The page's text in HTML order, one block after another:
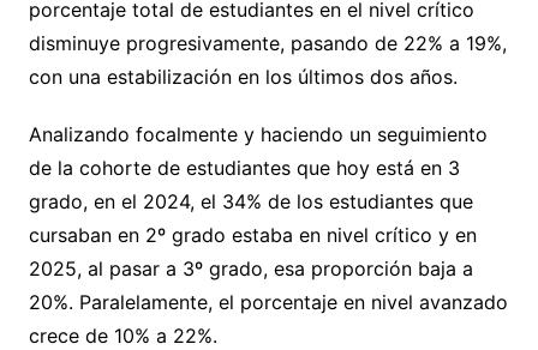
porcentaje total de estudiantes en el nivel crítico
disminuye progresivamente, pasando de 22% a 19%,
con una estabilización en los últimos dos años.
Analizando focalmente y haciendo un seguimiento
de la cohorte de estudiantes que hoy está en 3
grado, en el 2024, el 34% de los estudiantes que
cursaban en 2º grado estaba en nivel crítico y en
2025, al pasar a 3º grado, esa proporción baja a
20%. Paralelamente, el porcentaje en nivel avanzado
crece de 10% a 22%.